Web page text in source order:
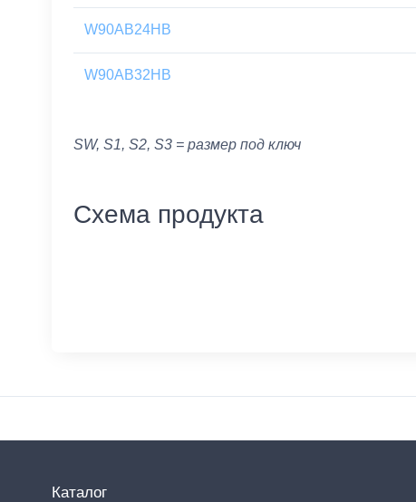
W90AB24HB
W90AB32HB
SW, S1, S2, S3 = размер под ключ
Схема продукта
Каталог